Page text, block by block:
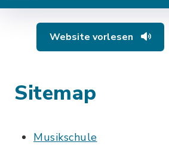
Website vorlesen
Sitemap
Musikschule